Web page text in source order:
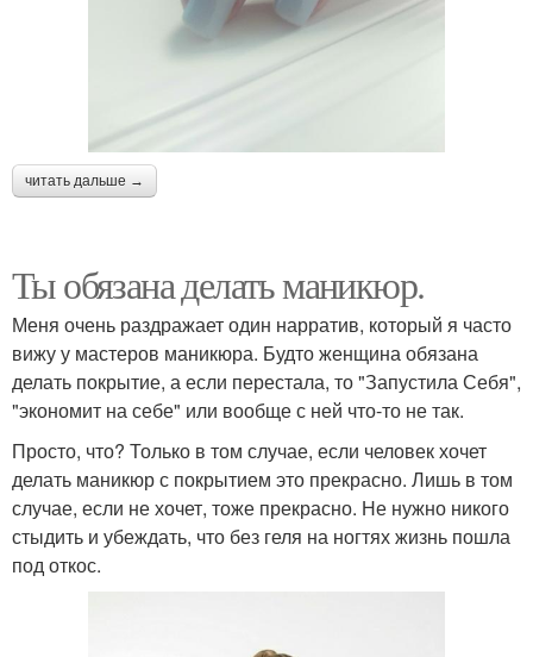
читать дальше →
Ты обязана делать маникюр.
Меня очень раздражает один нарратив, который я часто
вижу у мастеров маникюра. Будто женщина обязана
делать покрытие, а если перестала, то "Запустила Себя",
"экономит на себе" или вообще с ней что-то не так.
Просто, что? Только в том случае, если человек хочет
делать маникюр с покрытием это прекрасно. Лишь в том
случае, если не хочет, тоже прекрасно. Не нужно никого
стыдить и убеждать, что без геля на ногтях жизнь пошла
под откос.